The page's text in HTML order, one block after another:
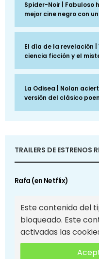
Spider-Noir | Fabuloso
mejor cine negro con
El día de la revelación
ciencia ficción y el
La Odisea | Nolan
versión del clásico
TRAILERS DE ESTRENOS
Rafa (en Netflix)
Este contenido del
bloqueado. Este
activadas las